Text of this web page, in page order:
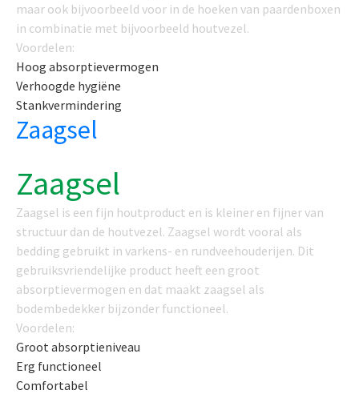
maar ook bijvoorbeeld voor in de hoeken van paardenboxen
in combinatie met bijvoorbeeld houtvezel.
Voordelen:
Hoog absorptievermogen
Verhoogde hygiëne
Stankvermindering
Zaagsel
Zaagsel
Zaagsel is een fijn houtproduct en is kleiner en fijner van
structuur dan de houtvezel. Zaagsel wordt vooral als
bedding gebruikt in varkens- en rundveehouderijen. Dit
gebruiksvriendelijke product heeft een groot
absorptievermogen en dat maakt zaagsel als
bodembedekker bijzonder functioneel.
Voordelen:
Groot absorptieniveau
Erg functioneel
Comfortabel